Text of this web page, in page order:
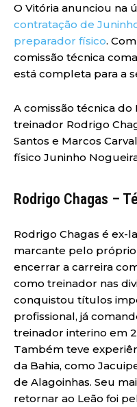
O Vitória anunciou na
contratação de
preparador físico.
comissão técnica
está completa para a
A comissão técnica
treinador Rodrigo
Santos e Marcos
físico Juninho
Rodrigo Chagas –
Rodrigo Chagas é ex-
marcante pelo próprio
encerrar a carreira
como treinador nas
conquistou títulos
profissional, já
treinador interino em
Também teve
da Bahia, como
de Alagoinhas. Seu
retornar ao Leão foi